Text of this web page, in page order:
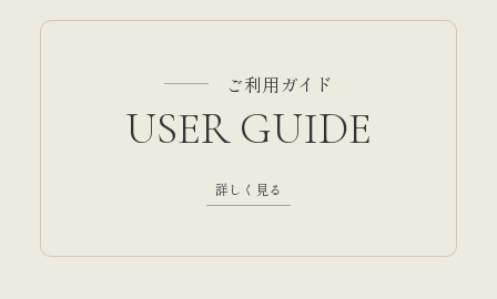
ご利用ガイド
USER GUIDE
詳しく見る